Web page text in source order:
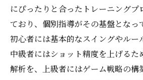
にぴったりと合ったトレーニングプ
ており、個別指導がその基盤となっ
初心者には基本的なスイングやルー
中級者にはショット精度を上げるた
解析を、上級者にはゲーム戦略の構